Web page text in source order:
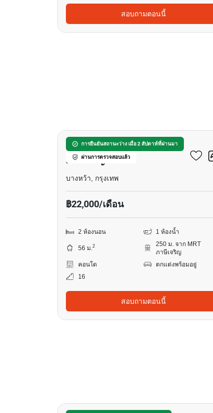
สอบถามตอนนี้
การยืนยันสถานะว่าง เมื่อ 2 สัปดาห์ที่ผ่านมา
ผ่านการตรวจสอบแล้ว
ศุภาลัย เวอเรนด้า สถานี
ภาษีเจริญ
บางหว้า, กรุงเทพ
฿22,000/เดือน
2 ห้องนอน 1 ห้องน้ำ
56 ม.2
250 ม. จาก MRT
ภาษีเจริญ
คอนโด
ตกแต่งพร้อมอยู่
16
สอบถามตอนนี้